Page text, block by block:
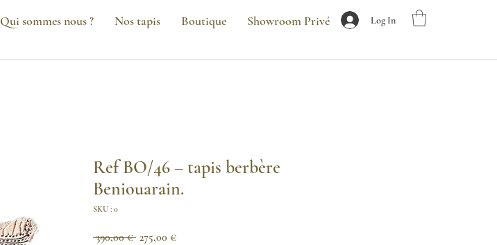
Qui sommes nous ? Nos tapis Boutique Showroom Privé Log In
Ref BO/46 – tapis berbère
Beniouarain.
SKU : 0
390,00 € Prix
275,00 €Prix